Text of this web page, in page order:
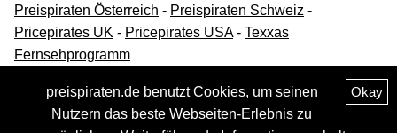
Preispiraten Österreich - Preispiraten Schweiz -
Pricepirates UK - Pricepirates USA- Texxas
Fernsehprogramm
Okay
preispiraten.de benutzt Cookies, um seinen
Nutzern das beste Webseiten-Erlebnis zu